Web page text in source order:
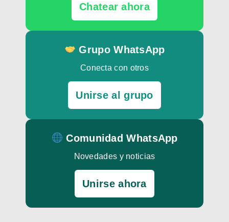
Chatear ahora
Grupo WhatsApp
Conecta con otros
Unirse al grupo
Comunidad WhatsApp
Novedades y noticias
Unirse ahora